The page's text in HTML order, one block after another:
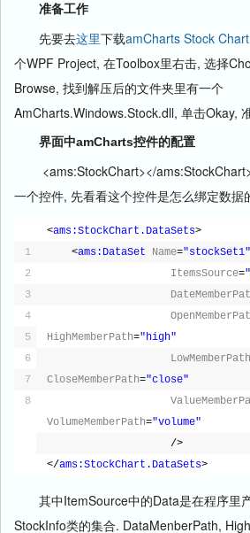
准备工作
先要去这里下载amCharts Stock
个WPF Project, 在Toolbox里右击, 选择
Browse, 找到解压后的文件夹里有一个
AmCharts.Windows.Stock.dll, 单击Okay,
界面中amCharts控件的配置
<ams:StockChart></
一个控件, 先看看这个控件是怎么绑定数据
1
2
3
4
5
6
7
8
<ams:StockChart.DataSets>
<ams:DataSet Name="stockSet1"
ItemsSource=
HighMemberPath="high"
LowMemberPath
CloseMemberPath="close"
VolumeMemberPath="volume"
/>
</ams:StockChart.DataSets>
其中ItemSource中的Data是在程序里
StockInfo类的集合. DataMenberPath,